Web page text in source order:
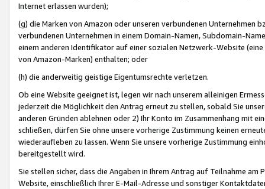
Internet erlassen wurden);
(g) die Marken von Amazon oder unseren verbundenen Unternehmen
verbundenen Unternehmen in einem Domain-Namen, Subdomain-
einem anderen Identifikator auf einer sozialen Netzwerk-Website
von Amazon-Marken) enthalten; oder
(h) die anderweitig geistige Eigentumsrechte verletzen.
Ob eine Website geeignet ist, legen wir nach unserem alleinigen
jederzeit die Möglichkeit den Antrag erneut zu stellen, sobald Sie
anderen Gründen ablehnen oder 2) Ihr Konto im Zusammenhang mit
schließen, dürfen Sie ohne unsere vorherige Zustimmung keinen
wiederaufleben zu lassen. Wenn Sie unsere vorherige Zustimmung
bereitgestellt wird.
Sie stellen sicher, dass die Angaben in Ihrem Antrag auf Teilnahme
Website, einschließlich Ihrer E-Mail-Adresse und sonstiger